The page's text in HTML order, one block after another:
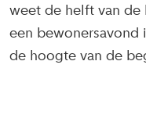
weet de helft van
een bewonersavond
de hoogte van de